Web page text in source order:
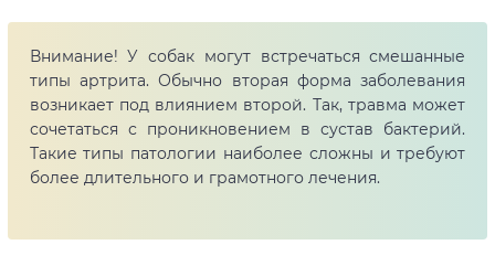
Внимание! У собак могут встречаться смешанные
типы артрита. Обычно вторая форма заболевания
возникает под влиянием второй. Так, травма может
сочетаться с проникновением в сустав бактерий.
Такие типы патологии наиболее сложны и требуют
более длительного и грамотного лечения.